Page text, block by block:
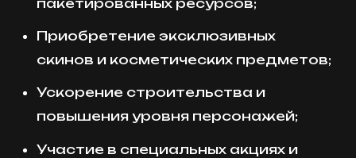
пакетированных ресурсов;
Приобретение эксклюзивных
скинов и косметических предметов;
Ускорение строительства и
повышения уровня персонажей;
Участие в специальных акциях и